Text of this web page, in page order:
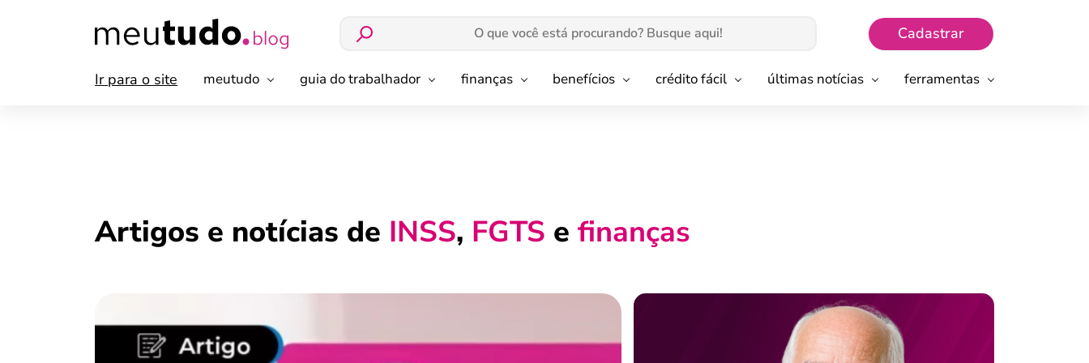
Cadastrar
Ir para o site meutudo guia do trabalhador finanças benefícios crédito fácil últimas notícias ferramentas
Artigos e notícias de INSS, FGTS e finanças